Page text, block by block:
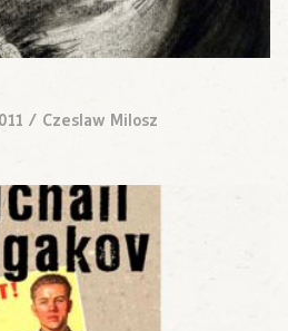
/ Czeslaw Milosz